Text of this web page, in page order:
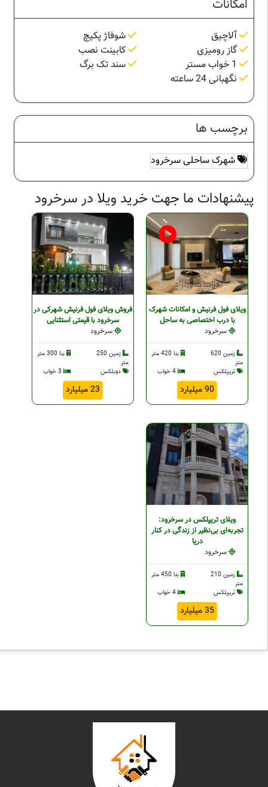
امکانات
آلاچیق
شوفاژ پکیچ
گاز رومیزی
کابینت نصب
سند تک برگ
نگهبانی 24 ساعته
برچسب ها
شهرک ساحلی سرخرود
پیشنهادات ما جهت خرید ویلا در سرخرود
ویلای فول فرنیش و امکانات شهرک
با درب اختصاصی به ساحل
سرخرود
زمین 620
متر
بنا 420 متر
تریپلکس
4 خواب
90 میلیارد
فروش ویلای فول فرنیش شهرکی در
سرخرود با قیمتی استثنایی
سرخرود
زمین 250
متر
بنا 300 متر
دوبلکس
23 میلیارد
ویلای تریپلکس در سرخرود:
تجربه‌ای بی‌نظیر از زندگی در کنار
دریا
سرخرود
زمین 210
متر
بنا 450 متر
تریپلکس
4 خواب
35 میلیارد